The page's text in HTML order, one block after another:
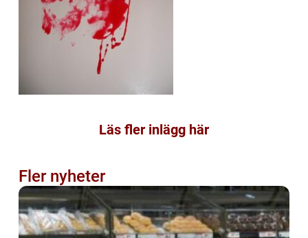
Läs fler inlägg här
Fler nyheter